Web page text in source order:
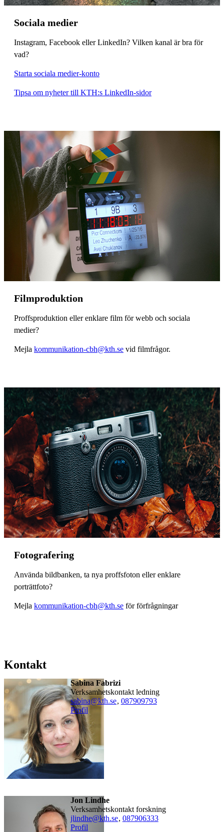
Sociala medier
Instagram, Facebook eller LinkedIn? Vilken kanal är bra för
vad?
Starta sociala medier-konto
Tipsa om nyheter till KTH:s LinkedIn-sidor
Filmproduktion
Proffsproduktion eller enklare film för webb och sociala
medier?
Mejla kommunikation-cbh@kth.se vid filmfrågor.
Fotografering
Använda bildbanken, ta nya proffsfoton eller enklare
porträttfoto?
Mejla kommunikation-cbh@kth.se för förfrågningar
Kontakt
Sabina Fabrizi
Verksamhetskontakt ledning
sabina@kth.se, 087909793
Profil
Jon Lindhe
Verksamhetskontakt forskning
jlindhe@kth.se, 087906333
Profil